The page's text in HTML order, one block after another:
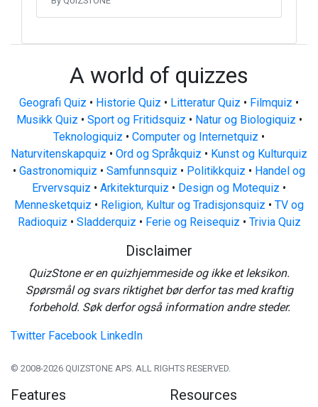
A world of quizzes
Geografi Quiz • Historie Quiz • Litteratur Quiz • Filmquiz •
Musikk Quiz • Sport og Fritidsquiz • Natur og Biologiquiz •
Teknologiquiz • Computer og Internetquiz •
Naturvitenskapquiz • Ord og Språkquiz • Kunst og Kulturquiz
• Gastronomiquiz • Samfunnsquiz • Politikkquiz • Handel og
Ervervsquiz • Arkitekturquiz • Design og Motequiz •
Mennesketquiz • Religion, Kultur og Tradisjonsquiz • TV og
Radioquiz • Sladderquiz • Ferie og Reisequiz • Trivia Quiz
Disclaimer
QuizStone er en quizhjemmeside og ikke et leksikon.
Spørsmål og svars riktighet bør derfor tas med kraftig
forbehold. Søk derfor også information andre steder.
Twitter Facebook LinkedIn
© 2008-2026 QUIZSTONE APS. ALL RIGHTS RESERVED.
Features Resources